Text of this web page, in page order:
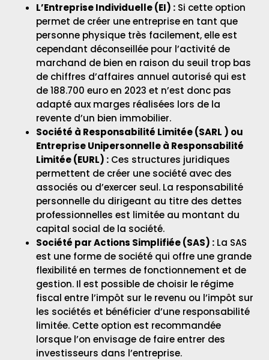
L’Entreprise Individuelle (EI) : Si cette option
permet de créer une entreprise en tant que
personne physique très facilement, elle est
cependant déconseillée pour l’activité de
marchand de bien en raison du seuil trop bas
de chiffres d’affaires annuel autorisé qui est
de 188.700 euro en 2023 et n’est donc pas
adapté aux marges réalisées lors de la
revente d’un bien immobilier.
Société à Responsabilité Limitée (SARL ) ou
Entreprise Unipersonnelle à Responsabilité
Limitée (EURL) : Ces structures juridiques
permettent de créer une société avec des
associés ou d’exercer seul. La responsabilité
personnelle du dirigeant au titre des dettes
professionnelles est limitée au montant du
capital social de la société.
Société par Actions Simplifiée (SAS) : La SAS
est une forme de société qui offre une grande
flexibilité en termes de fonctionnement et de
gestion. Il est possible de choisir le régime
fiscal entre l’impôt sur le revenu ou l’impôt sur
les sociétés et bénéficier d’une responsabilité
limitée. Cette option est recommandée
lorsque l’on envisage de faire entrer des
investisseurs dans l’entreprise.